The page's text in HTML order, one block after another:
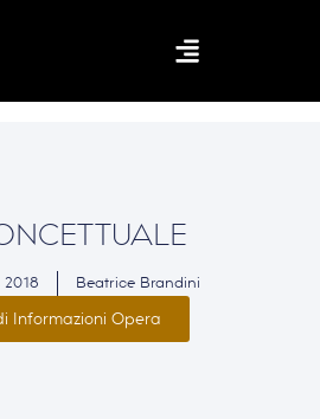
2018 Beatrice Brandini
Informazioni Opera